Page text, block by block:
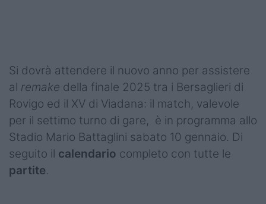
Si dovrà attendere il nuovo anno per assistere
al remake della finale 2025 tra i Bersaglieri di
Rovigo ed il XV di Viadana: il match, valevole
per il settimo turno di gare, è in programma allo
Stadio Mario Battaglini sabato 10 gennaio. Di
seguito il calendario completo con tutte le
partite.